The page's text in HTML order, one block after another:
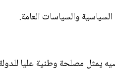
والسياسات العامة.
يمثل مصلحة وطنية عليا